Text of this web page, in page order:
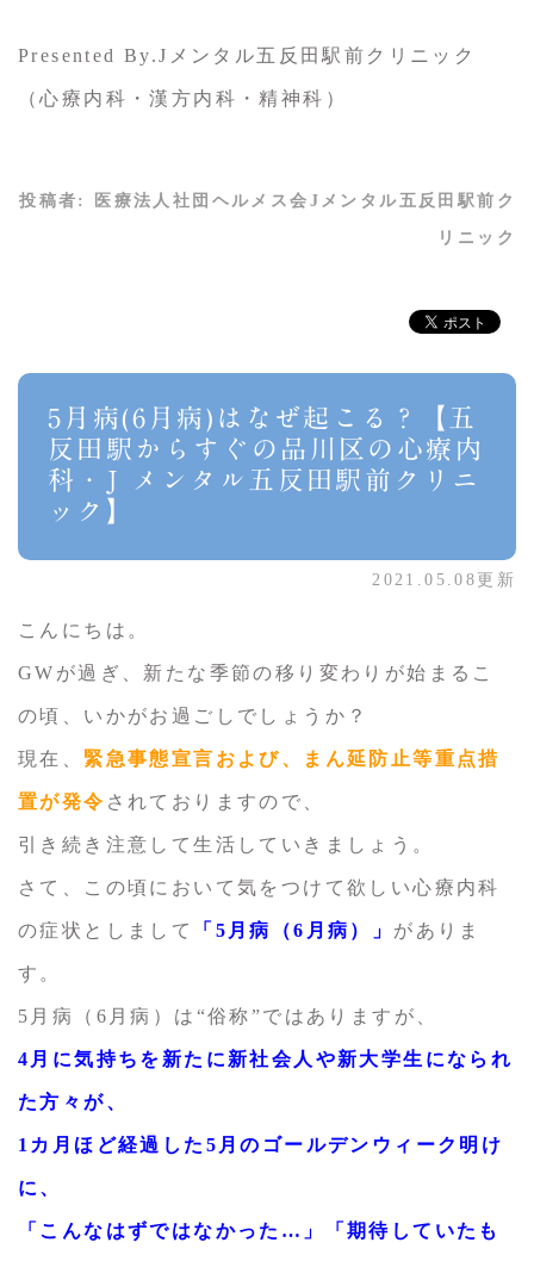
Presented By.Jメンタル五反田駅前クリニック
（心療内科・漢方内科・精神科）
投稿者: 医療法人社団ヘルメス会Jメンタル五反田駅前ク
リニック
5月病(6月病)はなぜ起こる？【五
反田駅からすぐの品川区の心療内
科・J メンタル五反田駅前クリニ
ック】
2021.05.08更新
こんにちは。
GWが過ぎ、新たな季節の移り変わりが始まるこ
の頃、いかがお過ごしでしょうか？
現在、 緊急事態宣言および、まん延防止等重点措
置が発令 されておりますので、
引き続き注意して生活していきましょう。
さて、この頃において気をつけて欲しい心療内科
の症状としまして 「5月病（6月病）」 がありま
す。
5月病（6月病）は“俗称”ではありますが、
4月に気持ちを新たに新社会人や新大学生になられ
た方々が、
1カ月ほど経過した5月のゴールデンウィーク明け
に、
「こんなはずではなかった…」「期待していたも